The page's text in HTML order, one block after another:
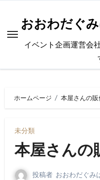
おおわだぐ
イベント企画運営会
ホームページ 本屋さんの販
未分類
本屋さんの
投稿者 おおわだぐみ